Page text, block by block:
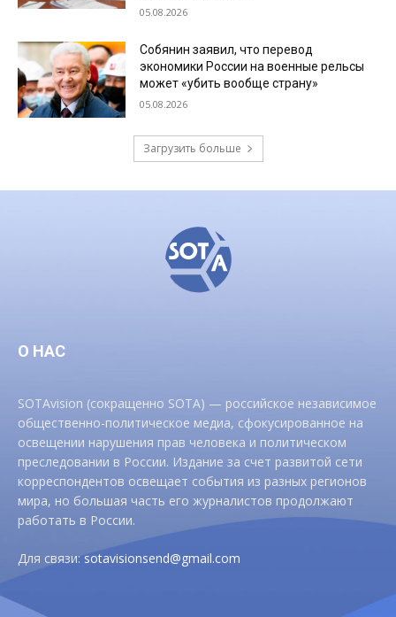
05.08.2026
Собянин заявил, что перевод
экономики России на военные рельсы
может «убить вообще страну»
05.08.2026
Загрузить больше
О НАС
SOTAvision (сокращенно SOTA) — российское независимое
общественно-политическое медиа, сфокусированное на
освещении нарушения прав человека и политическом
преследовании в России. Издание за счет развитой сети
корреспондентов освещает события из разных регионов
мира, но большая часть его журналистов продолжают
работать в России.
Для связи:sotavisionsend@gmail.com